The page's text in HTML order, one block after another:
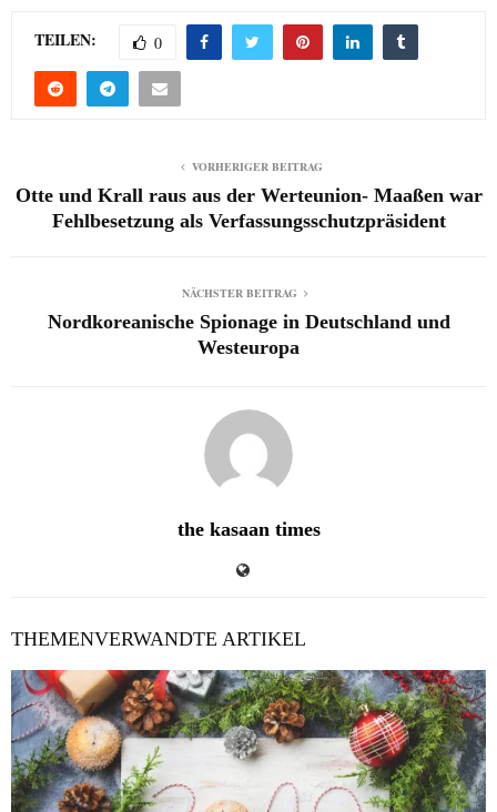
TEILEN: 0
VORHERIGER BEITRAG
Otte und Krall raus aus der Werteunion- Maaßen war
Fehlbesetzung als Verfassungsschutzpräsident
NÄCHSTER BEITRAG
Nordkoreanische Spionage in Deutschland und
Westeuropa
the kasaan times
THEMENVERWANDTE ARTIKEL